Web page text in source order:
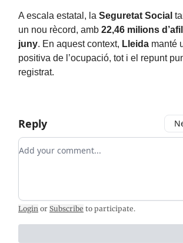
A escala estatal, la Seguretat Social
un nou rècord, amb 22,46 milions
juny. En aquest context, Lleida manté
positiva de l’ocupació, tot i el repunt
registrat.
Reply
Add your comment
Login or Subscribe to participate.